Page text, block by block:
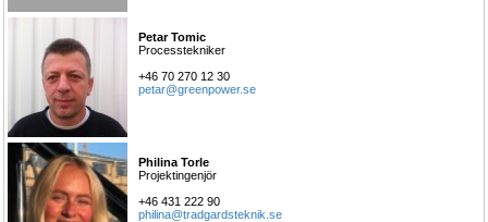
Petar Tomic
Processtekniker
+46 70 270 12 30
petar@greenpower.se
Philina Torle
Projektingenjör
+46 431 222 90
philina@tradgardsteknik.se